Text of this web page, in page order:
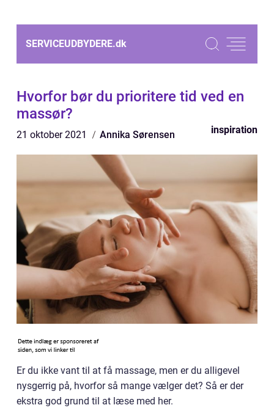
SERVICEUDBYDERE.dk
Hvorfor bør du prioritere tid ved en
massør?
21 oktober 2021 Annika Sørensen inspiration
Er du ikke vant til at få massage, men er du alligevel
nysgerrig på, hvorfor så mange vælger det? Så er der
ekstra god grund til at læse med her.